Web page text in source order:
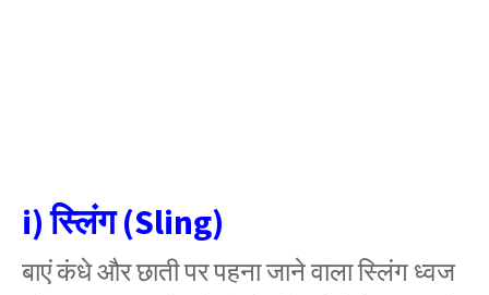
i) स्लिंग (Sling)
बाएं कंधे और छाती पर पहना जाने वाला स्लिंग ध्वज